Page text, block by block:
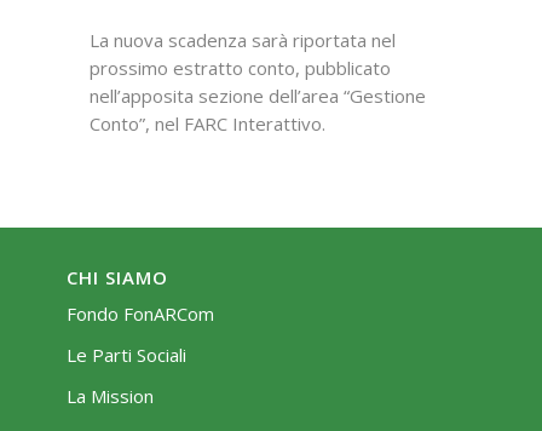
La nuova scadenza sarà riportata nel
prossimo estratto conto, pubblicato
nell’apposita sezione dell’area “Gestione
Conto”, nel FARC Interattivo.
CHI SIAMO
Fondo FonARCom
Le Parti Sociali
La Mission